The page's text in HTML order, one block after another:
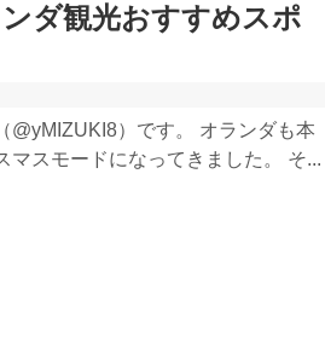
ダ観光おすすめスポ
@yMIZUKI8）です。 オランダも本
スモードになってきました。 そ...